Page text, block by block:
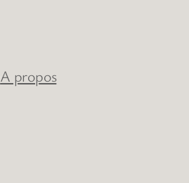
A propos